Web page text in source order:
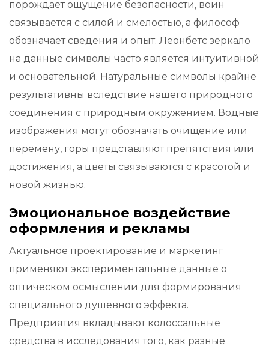
порождает ощущение безопасности, воин
связывается с силой и смелостью, а философ
обозначает сведения и опыт. Леонбетс зеркало
на данные символы часто является интуитивной
и основательной. Натуральные символы крайне
результативны вследствие нашего природного
соединения с природным окружением. Водные
изображения могут обозначать очищение или
перемену, горы представляют препятствия или
достижения, а цветы связываются с красотой и
новой жизнью.
Эмоциональное воздействие
оформления и рекламы
Актуальное проектирование и маркетинг
применяют экспериментальные данные о
оптическом осмыслении для формирования
специального душевного эффекта.
Предприятия вкладывают колоссальные
средства в исследования того, как разные